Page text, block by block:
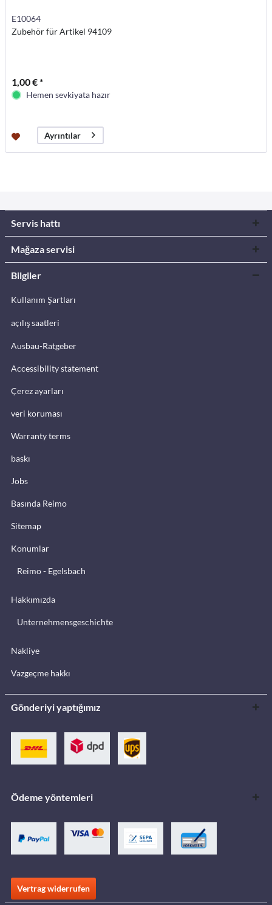
E10064
Zubehör für Artikel 94109
1,00 € *
Hemen sevkiyata hazır
Ayrıntılar
Servis hattı
Mağaza servisi
Bilgiler
Kullanım Şartları
açılış saatleri
Ausbau-Ratgeber
Accessibility statement
Çerez ayarları
veri koruması
Warranty terms
baskı
Jobs
Basında Reimo
Sitemap
Konumlar
Reimo - Egelsbach
Hakkımızda
Unternehmensgeschichte
Nakliye
Vazgeçme hakkı
Gönderiyi yaptığımız
Ödeme yöntemleri
Vertrag widerrufen